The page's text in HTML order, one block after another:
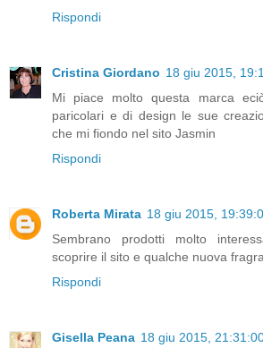
Rispondi
Cristina Giordano 18 giu 2015,
Mi piace molto questa marca
paricolari e di design le sue
che mi fiondo nel sito Jasmin
Rispondi
Roberta Mirata 18 giu 2015,
Sembrano prodotti molto
scoprire il sito e qualche nuova
Rispondi
Gisella Peana 18 giu 2015,